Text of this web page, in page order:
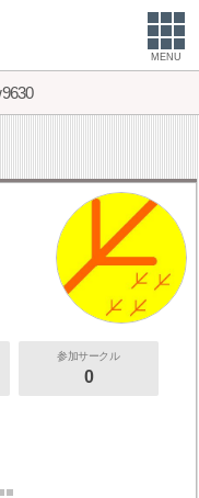
MENU
参加サークル
0